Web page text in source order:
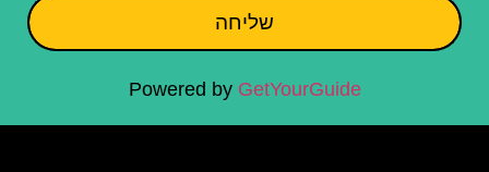
שליחה
Powered by GetYourGuide